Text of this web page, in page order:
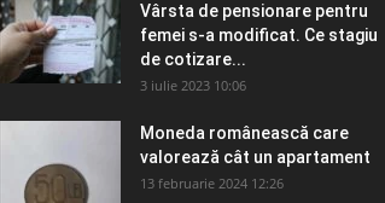
Vârsta de pensionare pentru
femei s-a modificat. Ce stagiu
de cotizare...
3 iulie 2023 10:06
Moneda românească care
valorează cât un apartament
13 februarie 2024 12:26